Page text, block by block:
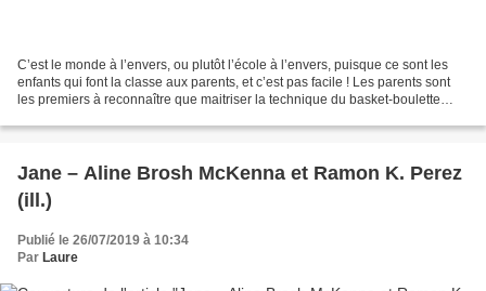
C’est le monde à l’envers, ou plutôt l’école à l’envers, puisque ce sont les
enfants qui font la classe aux parents, et c’est pas facile ! Les parents sont
les premiers à reconnaître que maitriser la technique du basket-boulette
Jane – Aline Brosh McKenna et Ramon K. Perez
(ill.)
Publié le 26/07/2019 à 10:34
Par Laure